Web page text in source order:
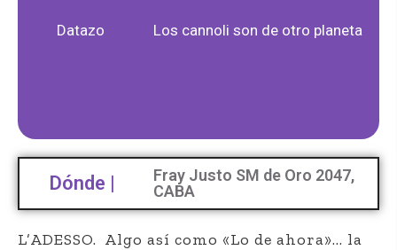
Datazo Los cannoli son de otro planeta
Dónde |
Fray Justo SM de Oro 2047,
CABA
L’ADESSO. Algo así como «Lo de ahora»… la